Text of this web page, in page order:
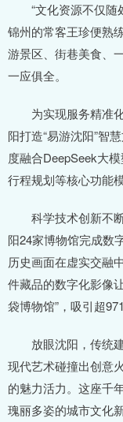
“文化资源不仅随
锦州的常客王珍便熟
游景区、街巷美食、
一应俱全。
为实现服务精准化
阳打造“易游沈阳”智
度融合DeepSeek大
行程规划等核心功能
科学技术创新不断
阳24家博物馆完成数
历史画面在虚实交融
件藏品的数字化影像
袋博物馆”，吸引超
放眼沈阳，传统建
现代艺术碰撞出创意
的魅力活力。这座千
瑰丽多姿的城市文化